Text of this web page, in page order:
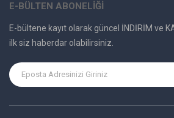
E-BÜLTEN ABONELİĞİ
E-bültene kayıt olarak güncel İNDİRİM ve
ilk siz haberdar olabilirsiniz.